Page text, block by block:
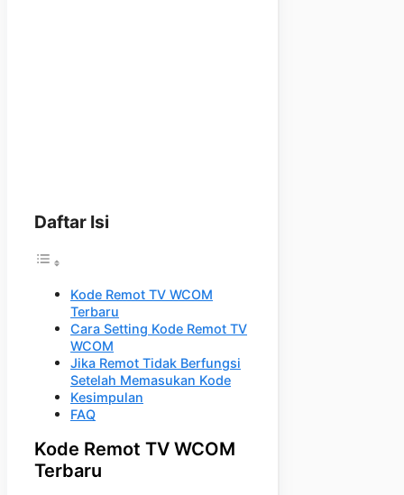
Daftar Isi
Kode Remot TV WCOM
Terbaru
Cara Setting Kode Remot TV
WCOM
Jika Remot Tidak Berfungsi
Setelah Memasukan Kode
Kesimpulan
FAQ
Kode Remot TV WCOM
Terbaru